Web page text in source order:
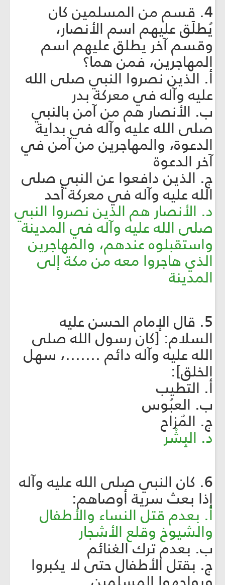
4. قسم من المسلمين كان
يُطلَق عليهم اسم الأنصار،
وقسم آخر يطلق عليهم اسم
المهاجرين، فمن هما؟
أ. الذين نصروا النبي صلى الله
عليه وآله في معركة بدر
ب. الأنصار هم من آمن بالنبي
صلى الله عليه وآله في بداية
الدعوة، والمهاجرين من آمن في
آخر الدعوة
ج. الذين دافعوا عن النبي صلى
الله عليه وآله في معركة أحد
د. الأنصار هم الذين نصروا النبي
صلى الله عليه وآله في المدينة
واستقبلوه عندهم، والمهاجرين
الذي هاجروا معه من مكة إلى
المدينة
5. قال الإمام الحسن عليه
السلام: [كان رسول الله صلى
الله عليه وآله دائم .......، سهل
الخلق]:
أ. التطيب
ب. العبُوس
ج. المُزاح
د. البِشْر
6. كان النبي صلى الله عليه وآله
إذا بعث سرية أوصاهم:
أ. بعدم قتل النساء والأطفال
والشيوخ وقلع الأشجار
ب. بعدم ترك الغنائم
ج. بقتل الأطفال حتى لا يكبروا